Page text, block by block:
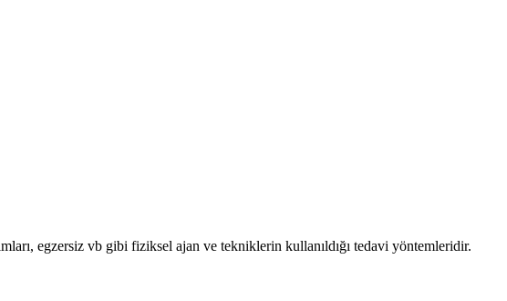
egzersiz vb gibi fiziksel ajan ve tekniklerin kullanıldığı tedavi yöntemleridir.